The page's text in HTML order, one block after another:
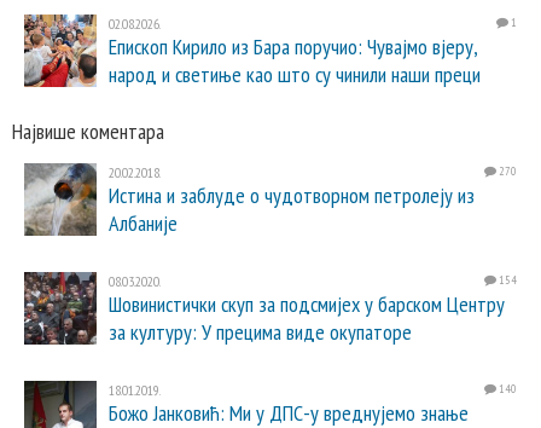
02.08.2026. 1
Епископ Кирило из Бара поручио: Чувајмо вјеру,
народ и светиње као што су чинили наши преци
Највише коментара
20.02.2018. 270
Истина и заблуде о чудотворном петролеју из
Албаније
08.03.2020. 154
Шовинистички скуп за подсмијех у барском Центру
за културу: У прецима виде окупаторе
18.01.2019. 140
Божо Јанковић: Ми у ДПС-у вреднујемо знање